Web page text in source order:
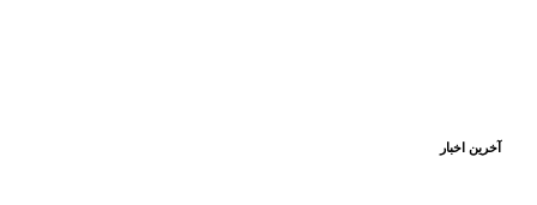
آخرین اخبار